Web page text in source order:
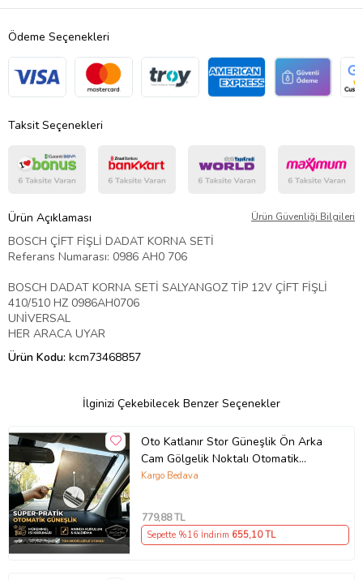
Ödeme Seçenekleri
Taksit Seçenekleri
Ürün Açıklaması Ürün Güvenliği Bilgileri
BOSCH ÇİFT FİŞLİ DADAT KORNA SETİ
Referans Numarası: 0986 AH0 706
BOSCH DADAT KORNA SETİ SALYANGOZ TİP 12V ÇİFT FİŞLİ
410/510 HZ 0986AH0706
UNİVERSAL
HER ARACA UYAR
Ürün Kodu: kcm73468857
İlginizi Çekebilecek Benzer Seçenekler
Oto Katlanır Stor Güneşlik Ön Arka
Cam Gölgelik Noktalı Otomatik
Sürgülü Güneş Koruyucu Araba Suv
Kargo Bedava
779,88 TL
Sepette %16 İndirim 655,10 TL